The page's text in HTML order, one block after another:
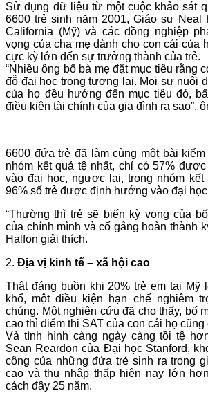
Sử dụng dữ liệu từ một cuộc khảo sát
6600 trẻ sinh năm 2001, Giáo sư Neal
California (Mỹ) và các đồng nghiệp
vọng của cha mẹ dành cho con cái của
cực kỳ lớn đến sự trưởng thành của trẻ.
“Nhiều ông bố bà mẹ đặt mục tiêu rằng
đỗ đại học trong tương lai. Mọi sự nuôi
của họ đều hướng đến mục tiêu đó,
điều kiện tài chính của gia đình ra sao”,
6600 đứa trẻ đã làm cùng một bài
nhóm kết quả tệ nhất, chỉ có 57%
vào đại học, ngược lại, trong nhóm kết
96% số trẻ được định hướng vào đại
“Thường thì trẻ sẽ biến kỳ vọng của
của chính mình và cố gắng hoàn thành
Halfon giải thích.
2. Địa vị kinh tế – xã hội cao
Thật đáng buồn khi 20% trẻ em tại Mỹ
khổ, một điều kiện hạn chế nghiêm
chúng. Một nghiên cứu đã cho thấy, bố
cao thì điểm thi SAT của con cái họ cũng
Và tình hình càng ngày càng tồi tệ
Sean Reardon của Đại học Stanford,
công của những đứa trẻ sinh ra trong
cao và thu nhập thấp hiện nay lớn
cách đây 25 năm.